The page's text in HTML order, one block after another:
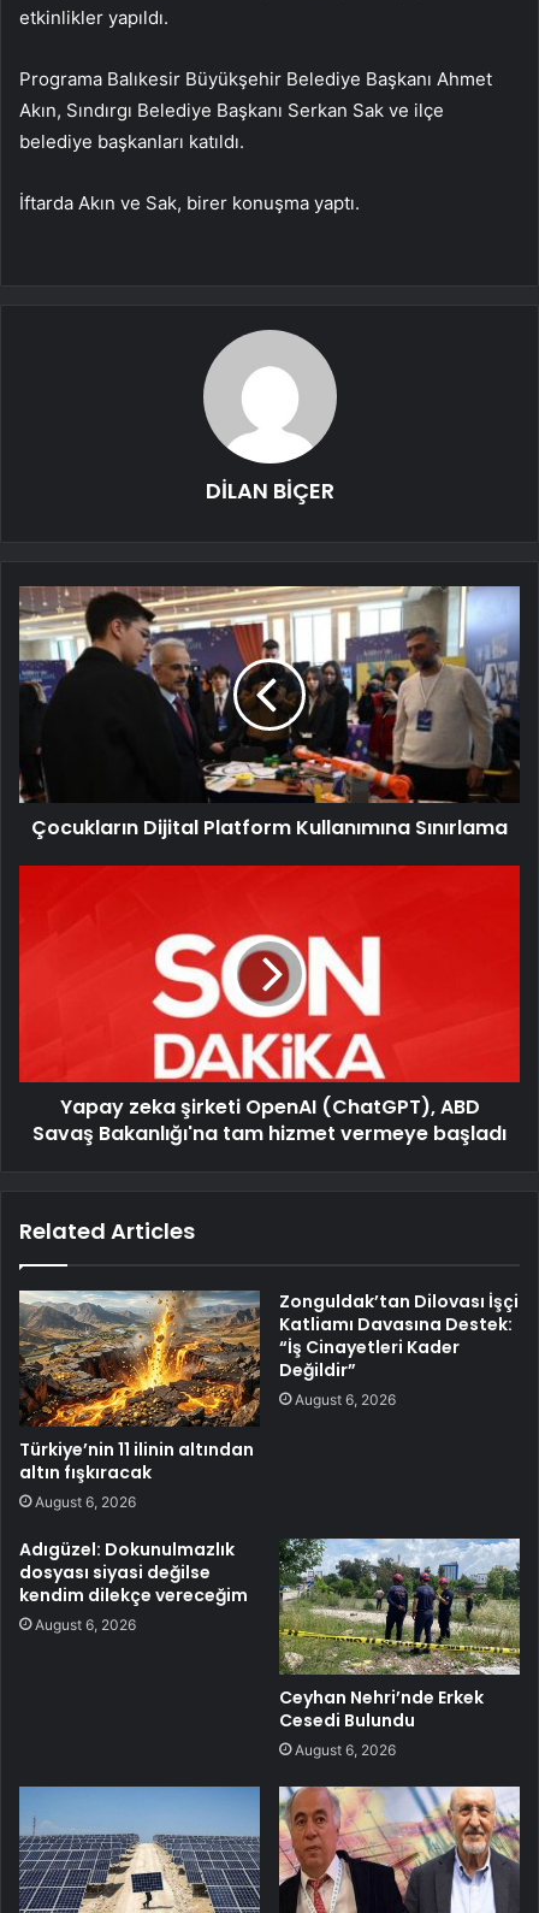
etkinlikler yapıldı.
Programa Balıkesir Büyükşehir Belediye Başkanı Ahmet
Akın, Sındırgı Belediye Başkanı Serkan Sak ve ilçe
belediye başkanları katıldı.
İftarda Akın ve Sak, birer konuşma yaptı.
DİLAN BİÇER
Çocukların Dijital Platform Kullanımına Sınırlama
Yapay zeka şirketi OpenAI (ChatGPT), ABD
Savaş Bakanlığı'na tam hizmet vermeye başladı
Related Articles
Türkiye’nin 11 ilinin altından
altın fışkıracak
August 6, 2026
Zonguldak’tan Dilovası İşçi
Katliamı Davasına Destek:
“İş Cinayetleri Kader
Değildir”
August 6, 2026
Adıgüzel: Dokunulmazlık
dosyası siyasi değilse
kendim dilekçe vereceğim
August 6, 2026
Ceyhan Nehri’nde Erkek
Cesedi Bulundu
August 6, 2026